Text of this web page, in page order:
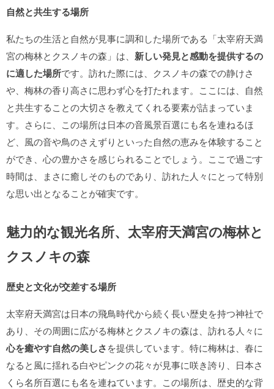
自然と共生する場所
私たちの生活と自然が見事に調和した場所である「太宰府天満
宮の梅林とクスノキの森」は、 新しい発見と感動を提供するの
に適した場所です。訪れた際には、クスノキの森での静けさ
や、梅林の香り高さに思わず心を打たれます。ここには、自然
と共生することの大切さを教えてくれる要素が詰まっていま
す。さらに、この場所は日本の音風景百選にも名を連ねるほ
ど、風の音や鳥のさえずりといった自然の恵みを体験すること
ができ、心の豊かさを感じられることでしょう。ここで過ごす
時間は、まさに癒しそのものであり、訪れた人々にとって特別
な思い出となることが確実です。
魅力的な観光名所、太宰府天満宮の梅林と
クスノキの森
歴史と文化が交差する場所
太宰府天満宮は日本の飛鳥時代から続く長い歴史を持つ神社で
あり、その周囲に広がる梅林とクスノキの森は、訪れる人々に
心を癒やす自然の美しさを提供しています。特に梅林は、春に
なると風に揺れる白やピンクの花々が見事に咲き誇り、日本さ
くら名所百選にも名を連ねています。この場所は、歴史的な背